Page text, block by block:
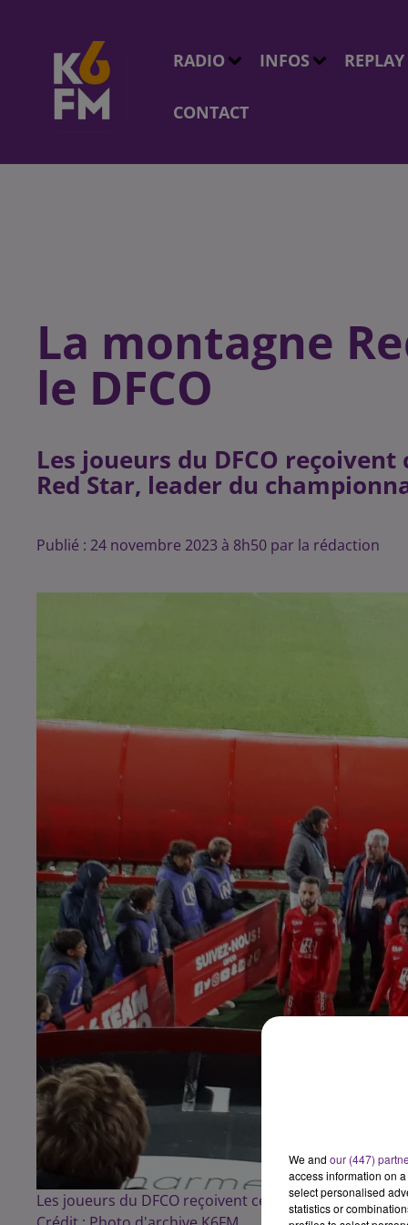
RADIO INFOS REPLAY
CONTACT
La montagne
le DFCO
Les joueurs du DFCO
Red Star, leader du
Publié : 24 novembre 2023 à 8h50 par la rédaction
Les joueurs du DFCO reçoivent ce vendredi le Red Star
We and our (447)
access information on
select personalised
statistics or